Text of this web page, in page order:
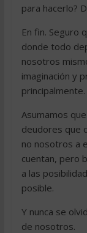
para hacerlo?
En fin. Seguro
donde todo
nosotros
imaginación y
principalmente.
Asumamos
deudores
no nosotros a
cuentan, pero
a las
posible.
Y nunca se
de nosotros.